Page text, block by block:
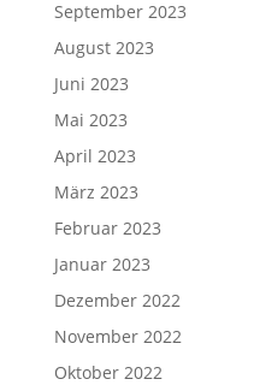
September 2023
August 2023
Juni 2023
Mai 2023
April 2023
März 2023
Februar 2023
Januar 2023
Dezember 2022
November 2022
Oktober 2022